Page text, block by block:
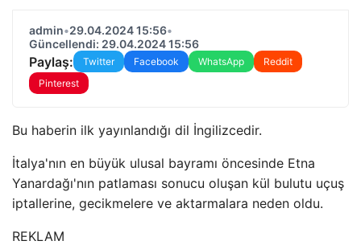
admin•29.04.2024 15:56•
Güncellendi: 29.04.2024 15:56
Paylaş: Twitter Facebook WhatsApp
Reddit
Pinterest
Bu haberin ilk yayınlandığı dil İngilizcedir.
İtalya'nın en büyük ulusal bayramı öncesinde Etna
Yanardağı'nın patlaması sonucu oluşan kül bulutu uçuş
iptallerine, gecikmelere ve aktarmalara neden oldu.
REKLAM